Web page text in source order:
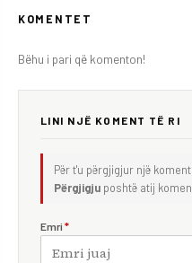
KOMENTET
Bëhu i pari që komenton!
LINI NJË KOMENT TË RI
Për t'u përgjigjur një
Përgjigju poshtë atij
Emri *